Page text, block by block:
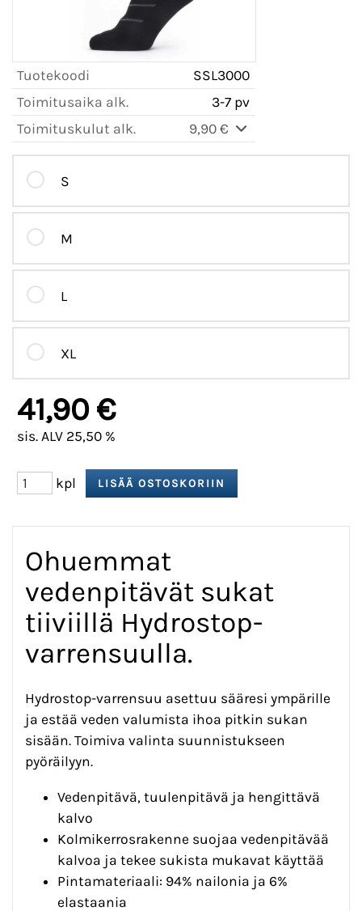
Tuotekoodi
SSL3000
Toimitusaika alk.
3-7 pv
Toimituskulut alk.
9,90 €
S
M
L
XL
41,90 €
sis. ALV 25,50 %
kpl
Ohuemmat
vedenpitävät sukat
tiiviillä Hydrostop-
varrensuulla.
Hydrostop-varrensuu asettuu sääresi ympärille
ja estää veden valumista ihoa pitkin sukan
sisään. Toimiva valinta suunnistukseen
pyöräilyyn.
Vedenpitävä, tuulenpitävä ja hengittävä
kalvo
Kolmikerrosrakenne suojaa vedenpitävää
kalvoa ja tekee sukista mukavat käyttää
Pintamateriaali: 94% nailonia ja 6%
elastaania